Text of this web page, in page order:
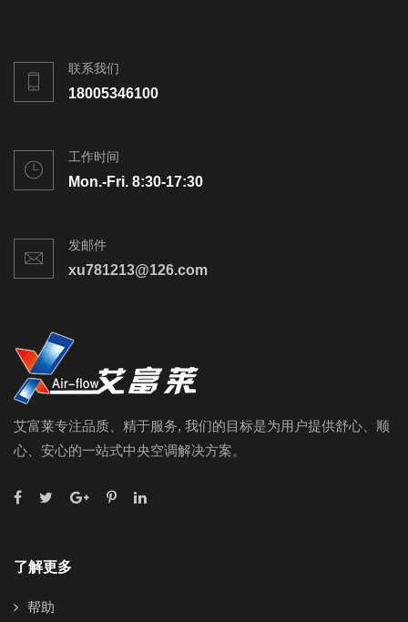
联系我们
18005346100
工作时间
Mon.-Fri. 8:30-17:30
发邮件
xu781213@126.com
艾富莱专注品质、精于服务, 我们的目标是为用户提供舒心、顺
心、安心的一站式中央空调解决方案。
了解更多
帮助